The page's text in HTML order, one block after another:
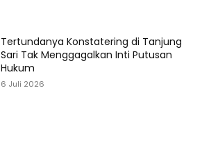
Tertundanya Konstatering di Tanjung
Sari Tak Menggagalkan Inti Putusan
Hukum
6 Juli 2026